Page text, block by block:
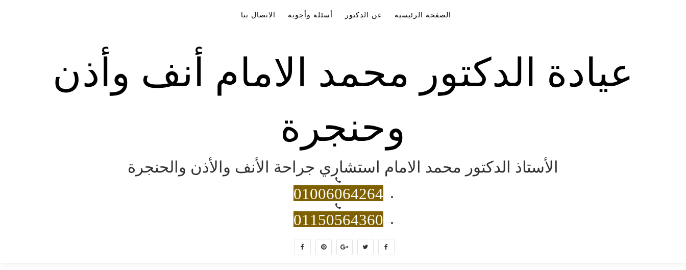
الصفحة الرئيسية عن الدكتور أسئلة وأجوبة الاتصال بنا
عيادة الدكتور محمد الامام أنف وأذن
وحنجرة
الأستاذ الدكتور محمد الامام استشاري جراحة الأنف والأذن والحنجرة
01006064264
01150564360